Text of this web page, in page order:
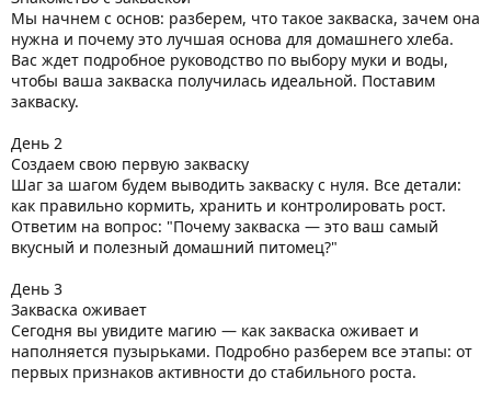
Мы начнем с основ: разберем, что такое закваска, зачем она
нужна и почему это лучшая основа для домашнего хлеба.
Вас ждет подробное руководство по выбору муки и воды,
чтобы ваша закваска получилась идеальной. Поставим
закваску.
День 2
Создаем свою первую закваску
Шаг за шагом будем выводить закваску с нуля. Все детали:
как правильно кормить, хранить и контролировать рост.
Ответим на вопрос: "Почему закваска — это ваш самый
вкусный и полезный домашний питомец?"
День 3
Закваска оживает
Сегодня вы увидите магию — как закваска оживает и
наполняется пузырьками. Подробно разберем все этапы: от
первых признаков активности до стабильного роста.